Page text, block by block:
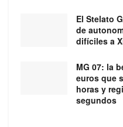
El Stelato
de
difíciles a
MG 07: la
euros que
horas y
segundos